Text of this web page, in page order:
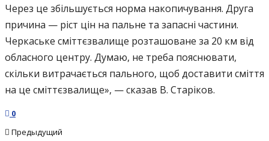
Через це збільшується норма накопичування. Друга
причина — ріст цін на пальне та запасні частини.
Черкаське сміттєзвалище розташоване за 20 км від
обласного центру. Думаю, не треба пояснювати,
скільки витрачається пального, щоб доставити сміття
на це сміттєзвалище», — сказав В. Старіков.
0
Предыдущий